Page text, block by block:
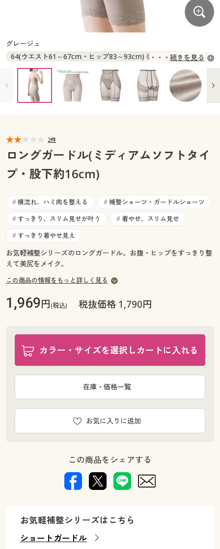
大きいサイズ 事務・制服
カタログ・チラシからのご注文
デジタルカタログ
カタログ無料プレゼント
マイページ
閲覧履歴
お気に入り
サポート
ご利用ガイド
よくある質問とお問い合わせ
大きいサイズ 事務・制服
カタログ・チラシからのご注文
カタログ無料プレゼント
会員メニュー
閲覧履歴
お気に入り
ご利用ガイド
よくある質問とお問い合わせ
グレージュ
64(ウエスト61～67cm・ヒップ83～93cm) ◎ 在庫あり
70(ウエスト67～73cm・ヒップ86～96cm) ◎ 在庫あり
76(ウエスト73～79cm・ヒップ89～99cm) ◎ 在庫あり
82(ウエスト78～86cm・ヒップ91～103cm) ◎ 在庫あり
続きを見る
2件
ロングガードル(ミディアムソフトタイ
プ・股下約16cm)
# 横流れ、ハミ肉を整える # 補整ショーツ・ガードルショーツ
# すっきり、スリム見せが叶う # 着やせ、スリム見せ
# すっきり着やせ見え
お気軽補整シリーズのロングガードル。お腹・ヒップをすっきり整
えて美尻をメイク。
この商品の情報をもっと詳しく見る
1,969円(税込) 税抜価格 1,790円
カラー・サイズを選択しカートに入れる
お気に入りに追加
在庫・価格一覧
この商品をシェアする
お気軽補整シリーズはこちら
ショートガードル